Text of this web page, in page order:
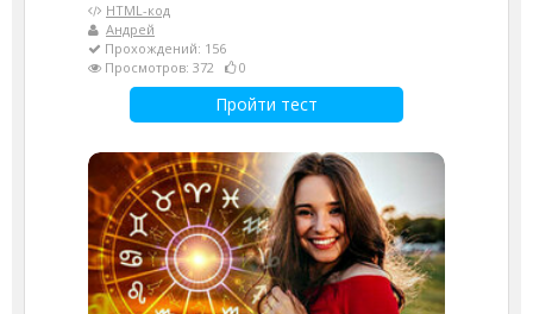
HTML-код
Андрей
Прохождений: 156
Просмотров: 372
0
Пройти тест